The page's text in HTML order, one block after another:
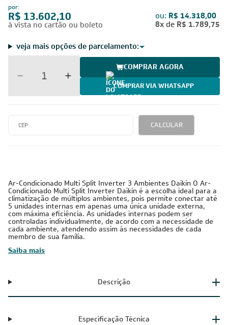
por:
R$ 13.602,10
à vista no cartão ou boleto
ou: R$ 14.318,00
8x de R$ 1.789,75
veja mais opções de parcelamento:
COMPRAR AGORA
COMPRAR VIA WHATSAPP
CALCULAR
Ar-Condicionado Multi Split Inverter 3 Ambientes Daikin O Ar-
Condicionado Multi Split Inverter Daikin é a escolha ideal para a
climatização de múltiplos ambientes, pois permite conectar até
5 unidades internas em apenas uma única unidade externa,
com máxima eficiência. As unidades internas podem ser
controladas individualmente, de acordo com a necessidade de
cada ambiente, atendendo assim às necessidades de cada
membro de sua família.
Saiba mais
Descrição
Especificação Técnica